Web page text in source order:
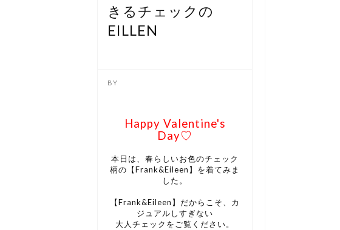
きるチェックの
EILLEN
Happy Valentine's
Day♡
本日は、春らしいお色のチェック
柄の【Frank&Eileen】を着てみま
した。
【Frank&Eileen】だからこそ、カ
ジュアルしすぎない
大人チェックをご覧ください。